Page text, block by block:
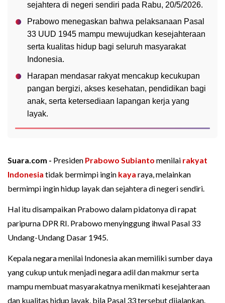
sejahtera di negeri sendiri pada Rabu, 20/5/2026.
Prabowo menegaskan bahwa pelaksanaan Pasal
33 UUD 1945 mampu mewujudkan kesejahteraan
serta kualitas hidup bagi seluruh masyarakat
Indonesia.
Harapan mendasar rakyat mencakup kecukupan
pangan bergizi, akses kesehatan, pendidikan bagi
anak, serta ketersediaan lapangan kerja yang
layak.
Suara.com - Presiden Prabowo Subianto menilai rakyat
Indonesia tidak bermimpi ingin kaya raya, melainkan
bermimpi ingin hidup layak dan sejahtera di negeri sendiri.
Hal itu disampaikan Prabowo dalam pidatonya di rapat
paripurna DPR RI. Prabowo menyinggung ihwal Pasal 33
Undang-Undang Dasar 1945.
Kepala negara menilai Indonesia akan memiliki sumber daya
yang cukup untuk menjadi negara adil dan makmur serta
mampu membuat masyarakatnya menikmati kesejahteraan
dan kualitas hidup layak, bila Pasal 33 tersebut dijalankan.